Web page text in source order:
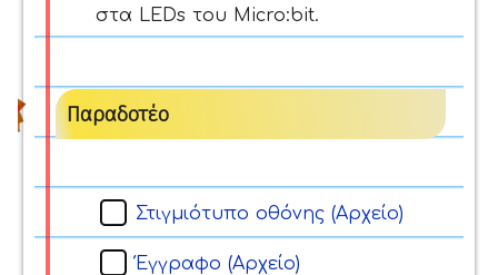
στα LEDs του Micro:bit.
Παραδοτέο
Στιγμιότυπο οθόνης (Αρχείο)
Έγγραφο (Αρχείο)